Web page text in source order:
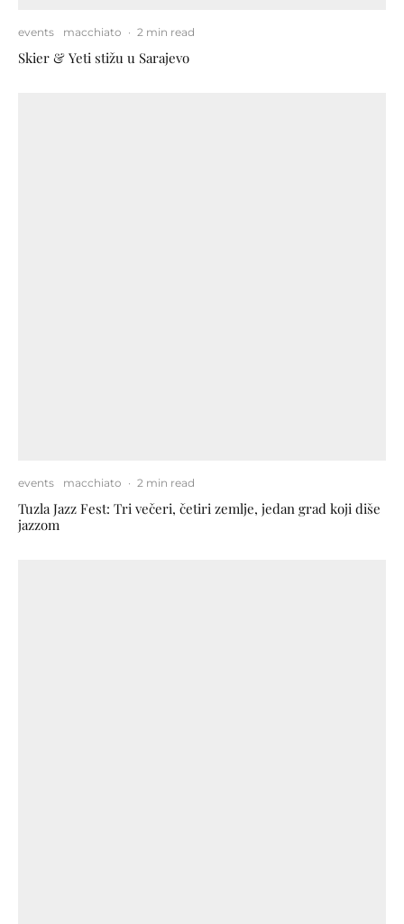
events macchiato · 2 min read
Skier & Yeti stižu u Sarajevo
events macchiato · 2 min read
Tuzla Jazz Fest: Tri večeri, četiri zemlje, jedan grad koji diše
jazzom